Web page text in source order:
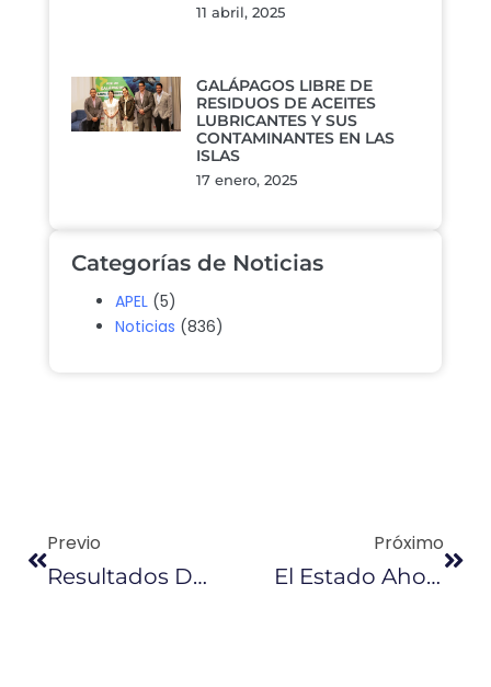
11 abril, 2025
GALÁPAGOS LIBRE DE
RESIDUOS DE ACEITES
LUBRICANTES Y SUS
CONTAMINANTES EN LAS
ISLAS
17 enero, 2025
Categorías de Noticias
APEL (5)
Noticias (836)
Previo
Resultados De Evaluación A 5 Proyectos Hidrocarburíferos Se Conocerán En Diciembre
Próximo
El Estado Ahorra $ 3 Millones En Evaluación De Obras Petroleras